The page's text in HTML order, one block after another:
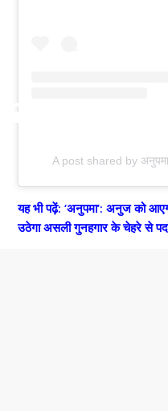
A post shared by
यह भी पढ़ें:‘अनुपमा’: अनुज को
उठेगा असली गुनहगार के चेहरे से